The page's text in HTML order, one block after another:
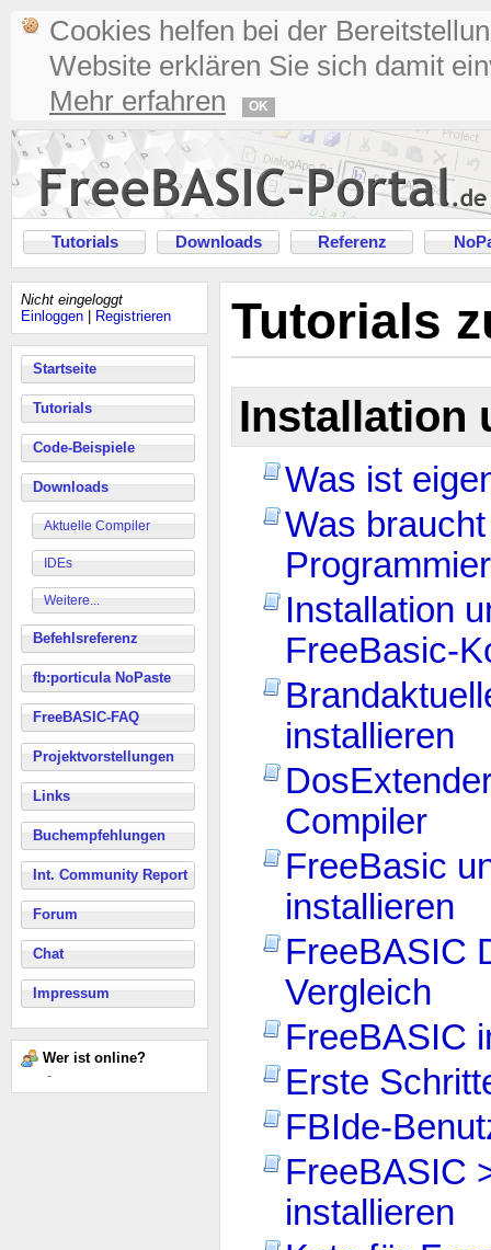
Cookies helfen bei der
Website erklären Sie sich damit
Mehr erfahren
OK
Tutorials Downloads Referenz
Nicht eingeloggt
Einloggen
Registrieren
Startseite
Tutorials
Code-Beispiele
Downloads
Aktuelle Compiler
IDEs
Weitere...
Befehlsreferenz
fb:porticula NoPaste
FreeBASIC-FAQ
Projektvorstellungen
Links
Buchempfehlungen
Int. Community Report
Forum
Chat
Impressum
Wer ist online?
-
Tutorials
Installation
Was ist
Was
Installation
FreeBasic-
installieren
Compiler
FreeBasic
installieren
FreeBASIC
Vergleich
FreeBASIC
Erste
FBIde-
FreeBASIC
installieren